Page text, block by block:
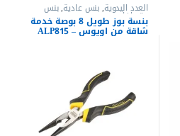
العدد اليدوية,بنس عادية,بنس
وقصافات بنسة بوز طويل 8 بوصة خدمة
شاقة من اويوس – ALP815